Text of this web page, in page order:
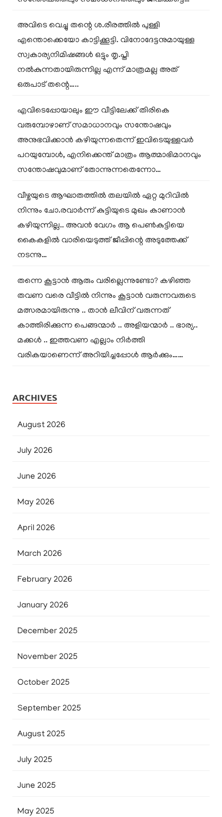
അവിടെ വെച്ചു തന്റെ ശ.രീരത്തിൽ പുള്ളി
എന്തൊക്കെയോ കാട്ടിക്കൂട്ടി. വിനോദേട്ടനുമായുള്ള
സ്വകാര്യനിമിഷങ്ങൾ ഒട്ടും തൃ.പ്തി
നൽകുന്നതായിരുന്നില്ല എന്ന് മാത്രമല്ല അത്
ഒരുപാട് തന്റെ…..
എവിടെപ്പോയാലും ഈ വീട്ടിലേക്ക് തിരികെ
വരുമ്പോഴാണ് സമാധാനവും സന്തോഷവും
അനുഭവിക്കാൻ കഴിയുന്നതെന്ന് ഇവിടെയുള്ളവർ
പറയുമ്പോൾ, എനിക്കെന്ത് മാത്രം ആത്മാഭിമാനവും
സന്തോഷവുമാണ് തോന്നുന്നതെന്നോ…
വീഴ്ചയുടെ ആഘാതത്തിൽ തലയിൽ ഏറ്റ മുറിവിൽ
നിന്നും ചോ.രവാർന്ന് കുട്ടിയുടെ മുഖം കാണാൻ
കഴിയുന്നില്ല.. അവൻ വേഗം ആ പെൺകുട്ടിയെ
കൈകളിൽ വാരിയെടുത്ത് ജീപ്പിന്റെ അടുത്തേക്ക്
നടന്നു…
തന്നെ കൂട്ടാൻ ആരും വരില്ലെന്നുണ്ടോ? കഴിഞ്ഞ
തവണ വരെ വീട്ടിൽ നിന്നും കൂട്ടാൻ വരുന്നവരുടെ
മത്സരമായിരുന്നു .. താൻ ലീവിന് വരുന്നത്
കാത്തിരിക്കുന്ന പെങ്ങന്മാർ .. അളിയന്മാർ .. ഭാര്യ..
മക്കൾ .. ഇത്തവണ എല്ലാം നിർത്തി
വരികയാണെന്ന് അറിയിച്ചപ്പോൾ ആർക്കും……
ARCHIVES
August 2026
July 2026
June 2026
May 2026
April 2026
March 2026
February 2026
January 2026
December 2025
November 2025
October 2025
September 2025
August 2025
July 2025
June 2025
May 2025